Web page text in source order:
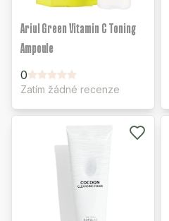
Ariul Green Vitamin C Toning
Ampoule
0
Zatím žádné recenze